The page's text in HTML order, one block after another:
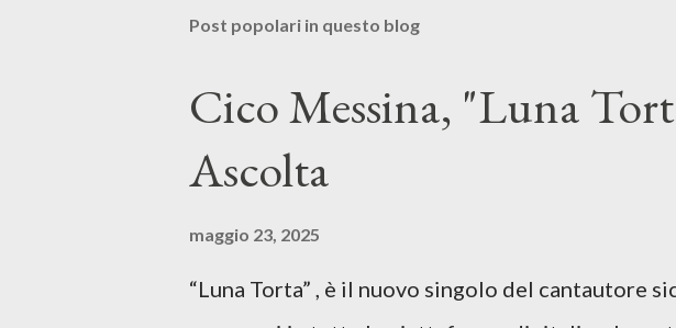
Post popolari in questo blog
Cico Messina, "Luna
Ascolta
maggio 23, 2025
“Luna Torta” , è il nuovo singolo del cantautore